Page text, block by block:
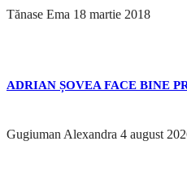
Tănase Ema 18 martie 2018
ADRIAN ȘOVEA FACE BINE
Gugiuman Alexandra 4 august